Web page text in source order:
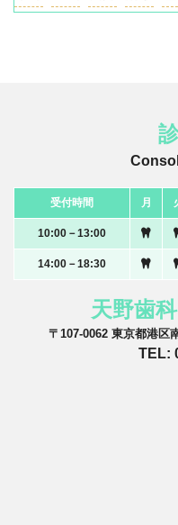
受付時間 月
10:00－13:00
14:00－18:30
天野歯
〒107-0062 東京都港区
TEL: